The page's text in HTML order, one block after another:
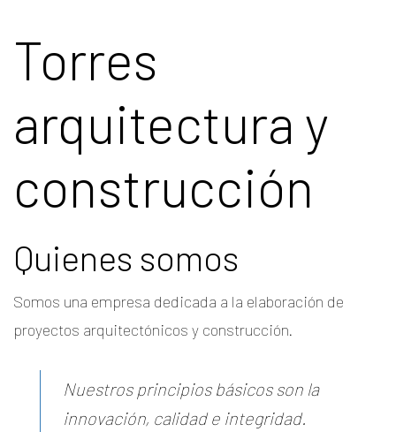
Torres
arquitectura y
construcción
Quienes somos
Somos una empresa dedicada a la elaboración de
proyectos arquitectónicos y construcción.
Nuestros principios básicos son la
innovación, calidad e integridad.